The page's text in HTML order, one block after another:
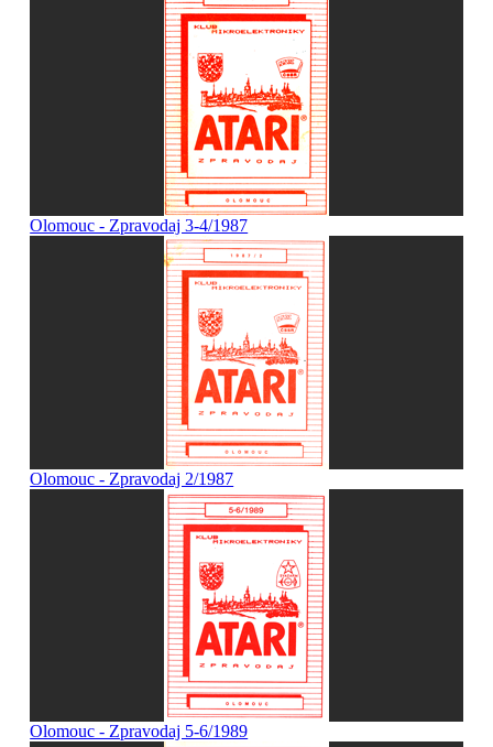
Olomouc - Zpravodaj 3-4/1987
Olomouc - Zpravodaj 2/1987
Olomouc - Zpravodaj 5-6/1989